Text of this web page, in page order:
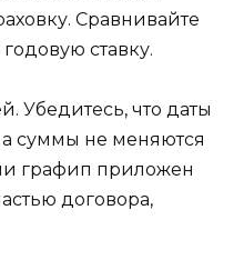
Сравнивайте
ставку.
Убедитесь, что даты
суммы не меняются
графип приложен
договора,